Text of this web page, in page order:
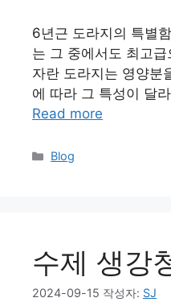
6년근 도라지의 특별
는 그 중에서도 최고
자란 도라지는 영양분
에 따라 그 특성이 달
Read more
Blog
수제 생강
2024-09-15 작성자: SJ